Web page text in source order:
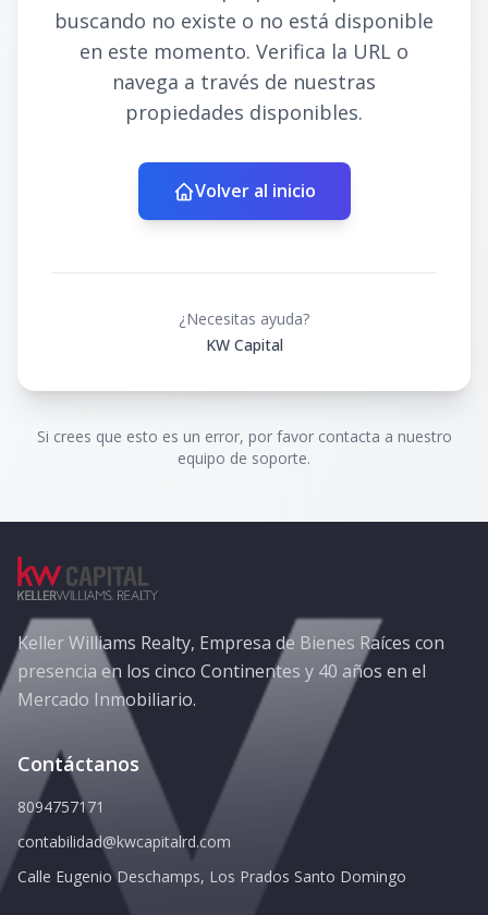
buscando no existe o no está disponible
en este momento. Verifica la URL o
navega a través de nuestras
propiedades disponibles.
Volver al inicio
¿Necesitas ayuda?
KW Capital
Si crees que esto es un error, por favor contacta a nuestro
equipo de soporte.
Keller Williams Realty, Empresa de Bienes Raíces con
presencia en los cinco Continentes y 40 años en el
Mercado Inmobiliario.
Contáctanos
8094757171
contabilidad@kwcapitalrd.com
Calle Eugenio Deschamps, Los Prados Santo Domingo